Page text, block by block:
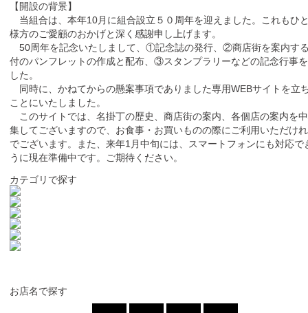
【開設の背景】
当組合は、本年10月に組合設立５０周年を迎えました。これもひ
様方のご愛顧のおかげと深く感謝申し上げます。
50周年を記念いたしまして、①記念誌の発行、②商店街を案内す
付のパンフレットの作成と配布、③スタンプラリーなどの記念行事
した。
同時に、かねてからの懸案事項でありました専用WEBサイトを立
ことにいたしました。
このサイトでは、名掛丁の歴史、商店街の案内、各個店の案内を
集してございますので、お食事・お買いものの際にご利用いただけ
でございます。また、来年1月中旬には、スマートフォンにも対応で
うに現在準備中です。ご期待ください。
カテゴリで探す
お店名で探す